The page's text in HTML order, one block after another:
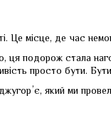
Це місце, де час
ця подорож стала
просто бути.
який ми